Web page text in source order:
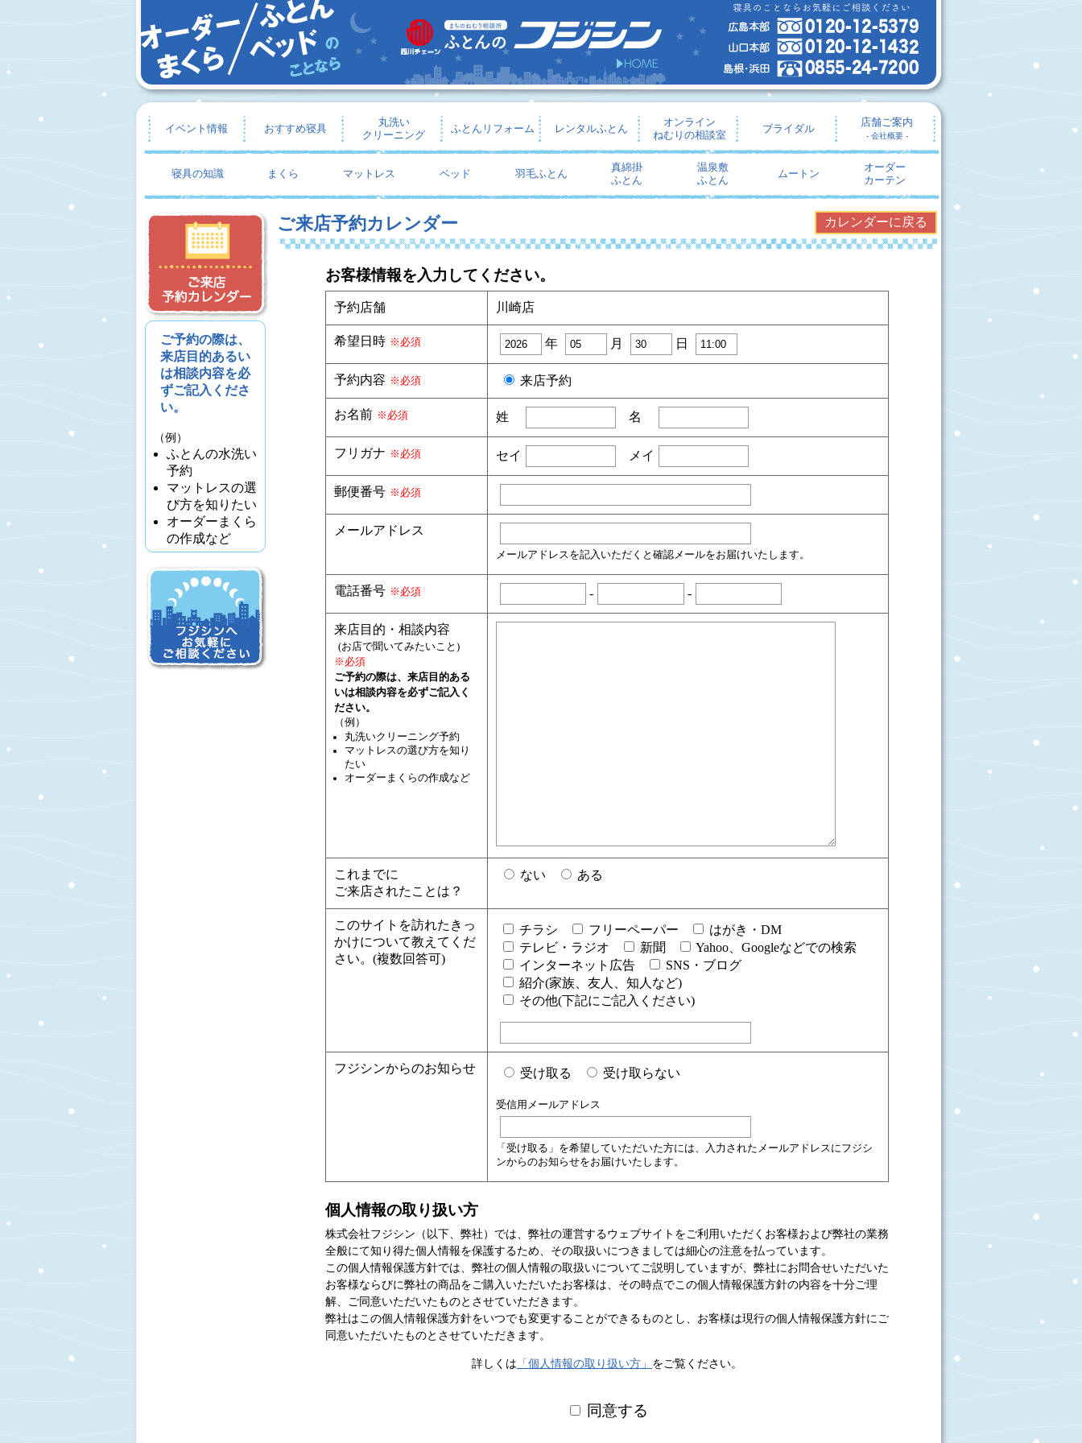
イベント情報 おすすめ寝具
丸洗い
クリーニング
ふとんリフォーム レンタルふとん
オンライン
ねむりの相談室
ブライダル
店舗ご案内
- 会社概要 -
寝具の知識 まくら マットレス ベッド 羽毛ふとん
真綿掛
ふとん
温泉敷
ふとん
ムートン
オーダー
カーテン
カレンダーに戻る
ご来店予約カレンダー
お客様情報を入力してください。
予約店舗 川崎店
希望日時 ※必須 年 月 日
予約内容 ※必須 来店予約
お名前 ※必須 姓 名
フリガナ ※必須 セイ メイ
郵便番号 ※必須
メールアドレス
メールアドレスを記入いただくと確認メールをお届けいたします。
電話番号 ※必須 - -
来店目的・相談内容
(お店で聞いてみたいこと)
※必須
ご予約の際は、来店目的ある
いは相談内容を必ずご記入く
ださい。
（例）
丸洗いクリーニング予約
マットレスの選び方を知り
たい
オーダーまくらの作成など
これまでに
ご来店されたことは？
ない ある
このサイトを訪れたきっ
かけについて教えてくだ
さい。(複数回答可)
チラシ フリーペーパー
はがき・DM
テレビ・ラジオ
新聞
Yahoo、Googleなどでの検索
インターネット広告
SNS・ブログ
紹介(家族、友人、知人など)
その他(下記にご記入ください)
フジシンからのお知らせ 受け取る 受け取らない
受信用メールアドレス
「受け取る」を希望していただいた方には、入力されたメールアドレスにフジシ
ンからのお知らせをお届けいたします。
個人情報の取り扱い方
株式会社フジシン（以下、弊社）では、弊社の運営するウェブサイトをご利用いただくお客様および弊社の業務
全般にて知り得た個人情報を保護するため、その取扱いにつきましては細心の注意を払っています。
この個人情報保護方針では、弊社の個人情報の取扱いについてご説明していますが、弊社にお問合せいただいた
お客様ならびに弊社の商品をご購入いただいたお客様は、その時点でこの個人情報保護方針の内容を十分ご理
解、ご同意いただいたものとさせていただきます。
弊社はこの個人情報保護方針をいつでも変更することができるものとし、お客様は現行の個人情報保護方針にご
同意いただいたものとさせていただきます。
詳しくは 「個人情報の取り扱い方」 をご覧ください。
同意する
ご予約の際は、
来店目的あるい
は相談内容を必
ずご記入くださ
い。
（例）
ふとんの水洗い
予約
マットレスの選
び方を知りたい
オーダーまくら
の作成など